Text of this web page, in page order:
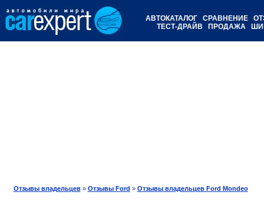
АВТОКАТАЛОГ СРАВНЕНИЕ
ТЕСТ-ДРАЙВ
ПРОДАЖА
Отзывы владельцев» Отзывы Ford » Отзывы владельцев Ford Mondeo